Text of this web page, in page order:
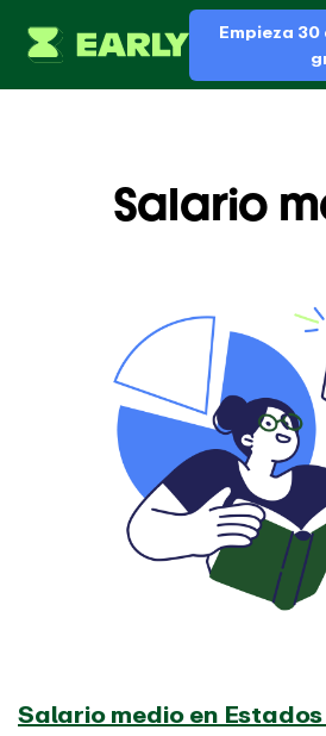
Empieza
Salario
Salario medio en